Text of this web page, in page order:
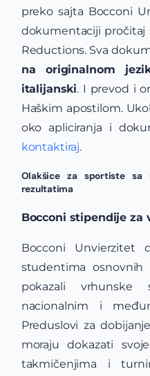
preko sajta Bocconi
dokumentaciji pročitaj
Reductions. Sva
na originalnom
italijanski. I prevod i
Haškim apostilom.
oko apliciranja i
kontaktiraj.
Olakšice za sportiste sa
rezultatima
Bocconi stipendije za
Bocconi Unvierzitet
studentima
pokazali vrhunske
nacionalnim i
Preduslovi za
moraju dokazati
takmičenjima i